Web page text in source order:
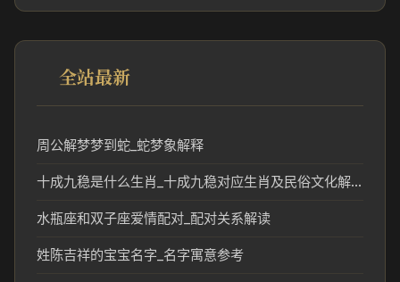
全站最新
周公解梦梦到蛇_蛇梦象解释
十成九稳是什么生肖_十成九稳对应生肖及民俗文化解析
水瓶座和双子座爱情配对_配对关系解读
姓陈吉祥的宝宝名字_名字寓意参考